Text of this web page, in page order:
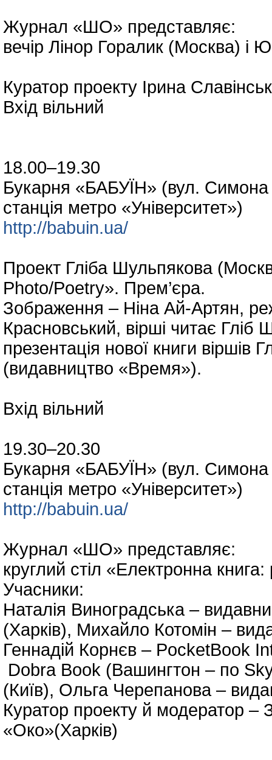
Журнал «ШО» представляє:
вечір Лінор Горалик (Москва) і
Куратор проекту Ірина
Вхід вільний
18.00–19.30
Букарня «БАБУЇН» (вул.
станція метро «Університет»)
http://babuin.ua/
Проект Гліба Шульпякова
Photo/Poetry». Прем’єра.
Зображення – Ніна Ай-Артян,
Красновський, вірші читає Гліб
презентація нової книги
(видавництво «Время»).
Вхід вільний
19.30–20.30
Букарня «БАБУЇН» (вул.
станція метро «Університет»)
http://babuin.ua/
Журнал «ШО» представляє:
круглий стіл «Електронна
Учасники:
Наталія Виноградська –
(Харків), Михайло Котомін –
Геннадій Корнєв – PocketBook
Dobra Book (Вашингтон – по
(Київ), Ольга Черепанова –
Куратор проекту й модератор
«Око»(Харків)